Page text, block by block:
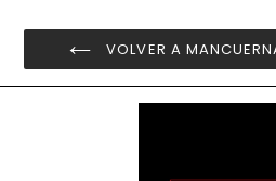
VOLVER A